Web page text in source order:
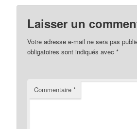
Laisser un
Votre adresse e-mail ne sera pas
obligatoires sont indiqués avec*
Commentaire*